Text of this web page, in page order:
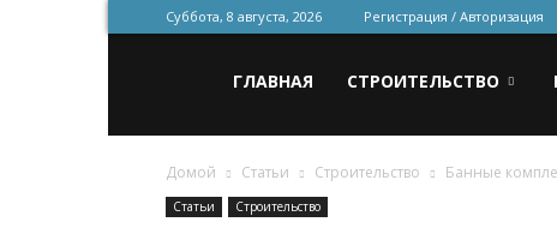
Суббота, 8 августа, 2026 Регистрация / Авторизация
для
ГЛАВНАЯ СТРОИТЕЛЬСТВО
Домой Статьи Строительство Банные
Статьи Строительство